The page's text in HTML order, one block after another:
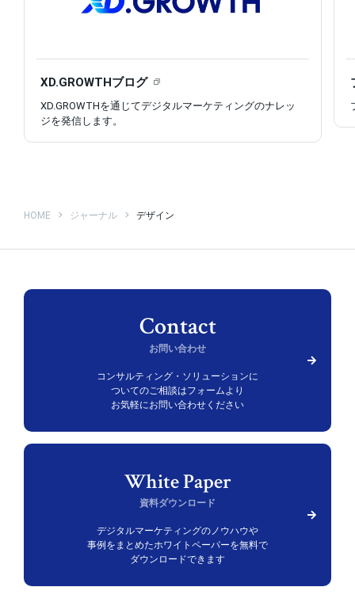
HOME ジャーナル デザイン
XD.GROWTHブログ
XD.GROWTHを通じてデジタルマーケティングのナレッ
ジを発信します。
お問い合わせ
コンサルティング・ソリューションに
ついてのご相談はフォームより
お気軽にお問い合わせください
資料ダウンロード
デジタルマーケティングのノウハウや
事例をまとめたホワイトペーパーを無料で
ダウンロードできます